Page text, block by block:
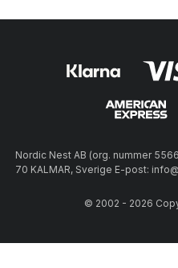
Nordic Nest AB (org. nummer
70 KALMAR, Sverige E-post:
© 2002 - 2026